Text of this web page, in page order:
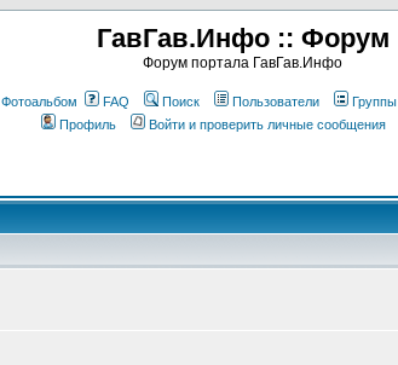
ГавГав.Инфо :: Форум
Форум портала ГавГав.Инфо
Фотоальбом FAQ Поиск Пользователи Группы
Профиль
Войти и проверить личные сообщения